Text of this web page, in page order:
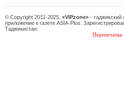
© Copyright 2011-2025. «VIPzone» -
приложение к газете ASIA-Plus.
Таджикистан.
Перепечатка